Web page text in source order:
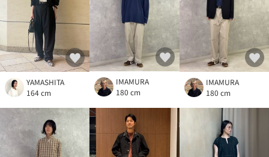
YAMASHITA
164 cm
IMAMURA
180 cm
IMAMURA
180 cm